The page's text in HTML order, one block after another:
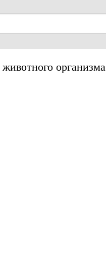
организма